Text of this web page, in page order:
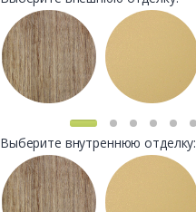
Выберите внутреннюю отделку: